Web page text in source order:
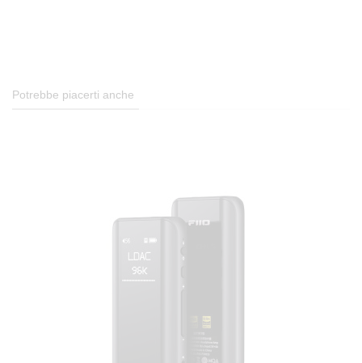
Potrebbe piacerti anche